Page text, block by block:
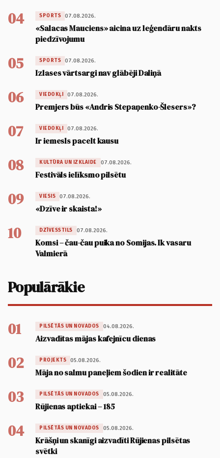
04 SPORTS 07.08.2026.
«Salacas Mauciens» aicina uz leģendāru nakts
piedzīvojumu
05 SPORTS 07.08.2026.
Izlases vārtsargi nav glābēji Daliņā
06 VIEDOKĻI 07.08.2026.
Premjers būs «Andris Stepaņenko-Šlesers»?
07 VIEDOKĻI 07.08.2026.
Ir iemesls pacelt kausu
08 KULTŪRA UN IZKLAIDE 07.08.2026.
Festivāls ielīksmo pilsētu
09 VIESIS 07.08.2026.
«Dzīve ir skaista!»
10 DZĪVESSTILS 07.08.2026.
Komsi – čau-čau puika no Somijas. Ik vasaru
Valmierā
Populārākie
01 PILSĒTĀS UN NOVADOS 04.08.2026.
Aizvadītas mājas kafejnīcu dienas
02 PROJEKTS 05.08.2026.
Māja no salmu paneļiem šodien ir realitāte
03 PILSĒTĀS UN NOVADOS 05.08.2026.
Rūjienas aptiekai – 185
04 PILSĒTĀS UN NOVADOS 05.08.2026.
Krāšņi un skanīgi aizvadīti Rūjienas pilsētas
svētki